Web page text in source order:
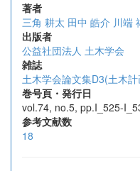
著者
三角 耕太 田中 皓介 川端
出版者
公益社団法人 土木学会
雑誌
土木学会論文集D3(土木
巻号頁・発行日
vol.74, no.5, pp.I_525-
参考文献数
18